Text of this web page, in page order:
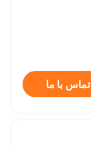
تماس با ما